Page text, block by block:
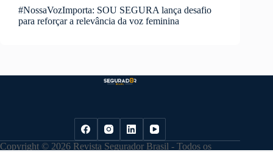
#NossaVozImporta: SOU SEGURA lança desafio
para reforçar a relevância da voz feminina
Copyright © 2026 Revista Segurador Brasil - Todos os